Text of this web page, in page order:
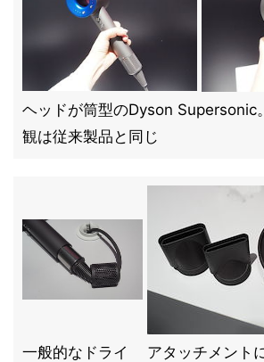
ヘッドが筒型のDyson Supersonic
観は従来製品と同じ
一般的なドライ
アタッチメント